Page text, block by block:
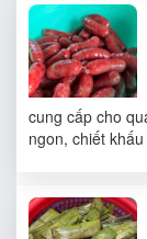
cung cấp cho
ngon, chiết